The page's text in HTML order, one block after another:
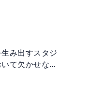
み出すスタジ
て欠かせない
シャンはどの